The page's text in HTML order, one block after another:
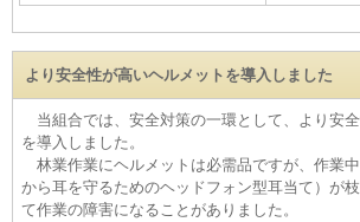
より安全性が高いヘルメットを導入しました
当組合では、安全対策の一環として、より安
を導入しました。
林業作業にヘルメットは必需品ですが、作業
から耳を守るためのヘッドフォン型耳当て）が
て作業の障害になることがありました。